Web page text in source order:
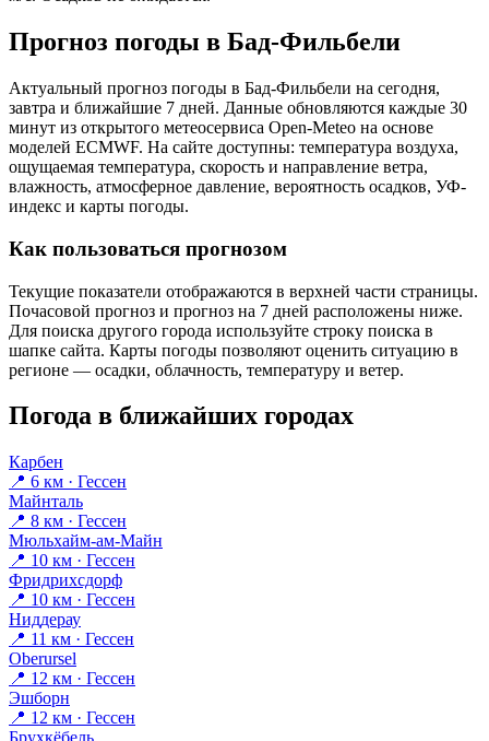
Прогноз погоды в Бад-Фильбели
Актуальный прогноз погоды в Бад-Фильбели на сегодня,
завтра и ближайшие 7 дней. Данные обновляются каждые 30
минут из открытого метеосервиса Open-Meteo на основе
моделей ECMWF. На сайте доступны: температура воздуха,
ощущаемая температура, скорость и направление ветра,
влажность, атмосферное давление, вероятность осадков, УФ-
индекс и карты погоды.
Как пользоваться прогнозом
Текущие показатели отображаются в верхней части страницы.
Почасовой прогноз и прогноз на 7 дней расположены ниже.
Для поиска другого города используйте строку поиска в
шапке сайта. Карты погоды позволяют оценить ситуацию в
регионе — осадки, облачность, температуру и ветер.
Погода в ближайших городах
Карбен
📍 6 км · Гессен
Майнталь
📍 8 км · Гессен
Мюльхайм-ам-Майн
📍 10 км · Гессен
Фридрихсдорф
📍 10 км · Гессен
Ниддерау
📍 11 км · Гессен
Oberursel
📍 12 км · Гессен
Эшборн
📍 12 км · Гессен